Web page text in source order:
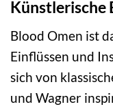
Künstlerische
Blood Omen ist
Einflüssen und
sich von
und Wagner